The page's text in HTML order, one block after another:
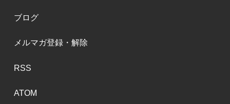
ブログ
メルマガ登録・解除
RSS
ATOM